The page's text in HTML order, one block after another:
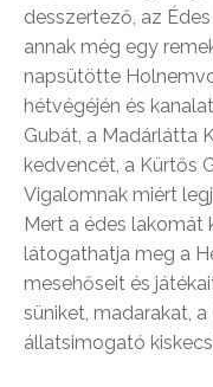
desszertező, az
annak még egy
napsütötte
hétvégéjén és
Gubát, a Madárlátta
kedvencét, a Kürtős
Vigalomnak miért
Mert a édes
látogathatja meg a
mesehőseit és
süniket, madarakat,
állatsimogató